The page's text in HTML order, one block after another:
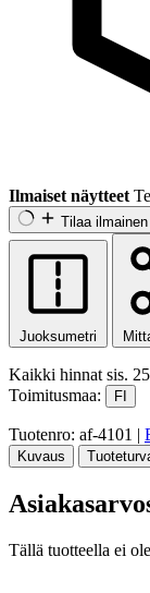
Ilmaiset näytteet
Tilaa
Juoksumetri
Kaikki hinnat sis.
Toimitusmaa:
FI
Tuotenro: af-4101 |
Kuvaus
Tällä tuotteella ei